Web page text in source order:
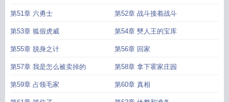
第51章 六勇士 第52章 战斗接着战斗
第53章 狐假虎威 第54章 僰人王的宝库
第55章 脱身之计 第56章 回家
第57章 我是怎么被卖掉的 第58章 拿下霍家庄园
第59章 占领毛家 第60章 真相